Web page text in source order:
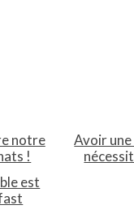
notre
!
Avoir
est